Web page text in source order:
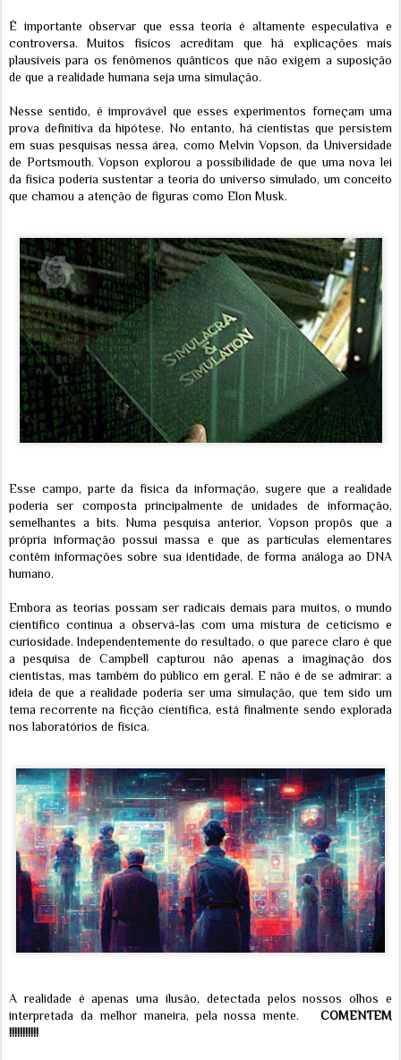
É importante observar que essa teoria é altamente especulativa e
controversa. Muitos físicos acreditam que há explicações mais
plausíveis para os fenômenos quânticos que não exigem a suposição
de que a realidade humana seja uma simulação.
Nesse sentido, é improvável que esses experimentos forneçam uma
prova definitiva da hipótese. No entanto, há cientistas que persistem
em suas pesquisas nessa área, como Melvin Vopson, da Universidade
de Portsmouth. Vopson explorou a possibilidade de que uma nova lei
da física poderia sustentar a teoria do universo simulado, um conceito
que chamou a atenção de figuras como Elon Musk.
Esse campo, parte da física da informação, sugere que a realidade
poderia ser composta principalmente de unidades de informação,
semelhantes a bits. Numa pesquisa anterior, Vopson propôs que a
própria informação possui massa e que as partículas elementares
contêm informações sobre sua identidade, de forma análoga ao DNA
humano.
Embora as teorias possam ser radicais demais para muitos, o mundo
científico continua a observá-las com uma mistura de ceticismo e
curiosidade. Independentemente do resultado, o que parece claro é que
a pesquisa de Campbell capturou não apenas a imaginação dos
cientistas, mas também do público em geral. E não é de se admirar: a
ideia de que a realidade poderia ser uma simulação, que tem sido um
tema recorrente na ficção científica, está finalmente sendo explorada
nos laboratórios de física.
A realidade é apenas uma ilusão, detectada pelos nossos olhos e
interpretada da melhor maneira, pela nossa mente.
COMENTEM
!!!!!!!!!!!